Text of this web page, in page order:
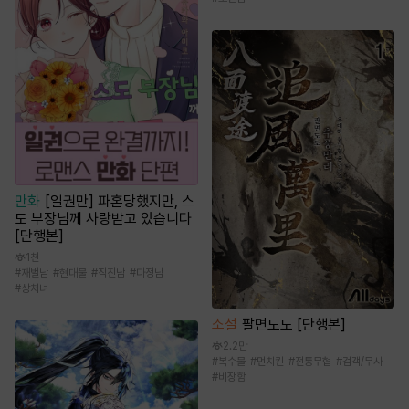
만화 [일권만] 파혼당했지만, 스
도 부장님께 사랑받고 있습니다
[단행본]
1천
# 재벌남 #현대물 #직진남 #다정남
#상처녀
소설 팔면도도 [단행본]
2.2만
#복수물 #먼치킨 #전통무협 #검객/무사
#비장함